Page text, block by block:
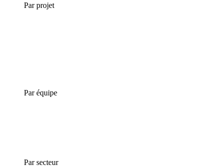
Par projet
Par équipe
Par secteur